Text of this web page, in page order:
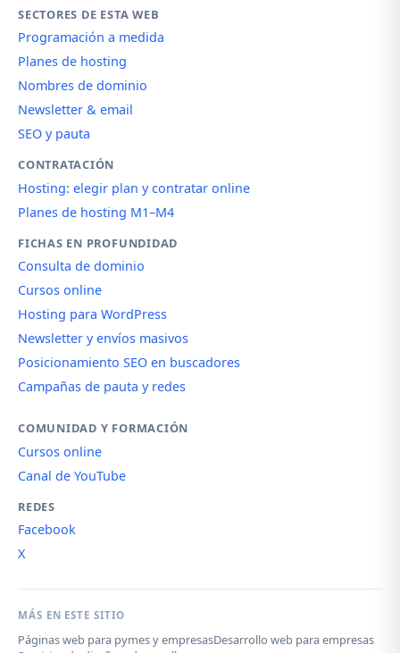
SECTORES DE ESTA WEB
Programación a medida
Planes de hosting
Nombres de dominio
Newsletter & email
SEO y pauta
CONTRATACIÓN
Hosting: elegir plan y contratar online
Planes de hosting M1–M4
FICHAS EN PROFUNDIDAD
Consulta de dominio
Cursos online
Hosting para WordPress
Newsletter y envíos masivos
Posicionamiento SEO en buscadores
Campañas de pauta y redes
COMUNIDAD Y FORMACIÓN
Cursos online
Canal de YouTube
REDES
Facebook
X
MÁS EN ESTE SITIO
Páginas web para pymes y empresasDesarrollo web para empresas